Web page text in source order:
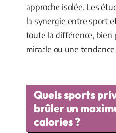
approche isolée. Les
la synergie entre sport
toute la différence, bien
miracle ou une
Quels sports
brûler un
calories ?